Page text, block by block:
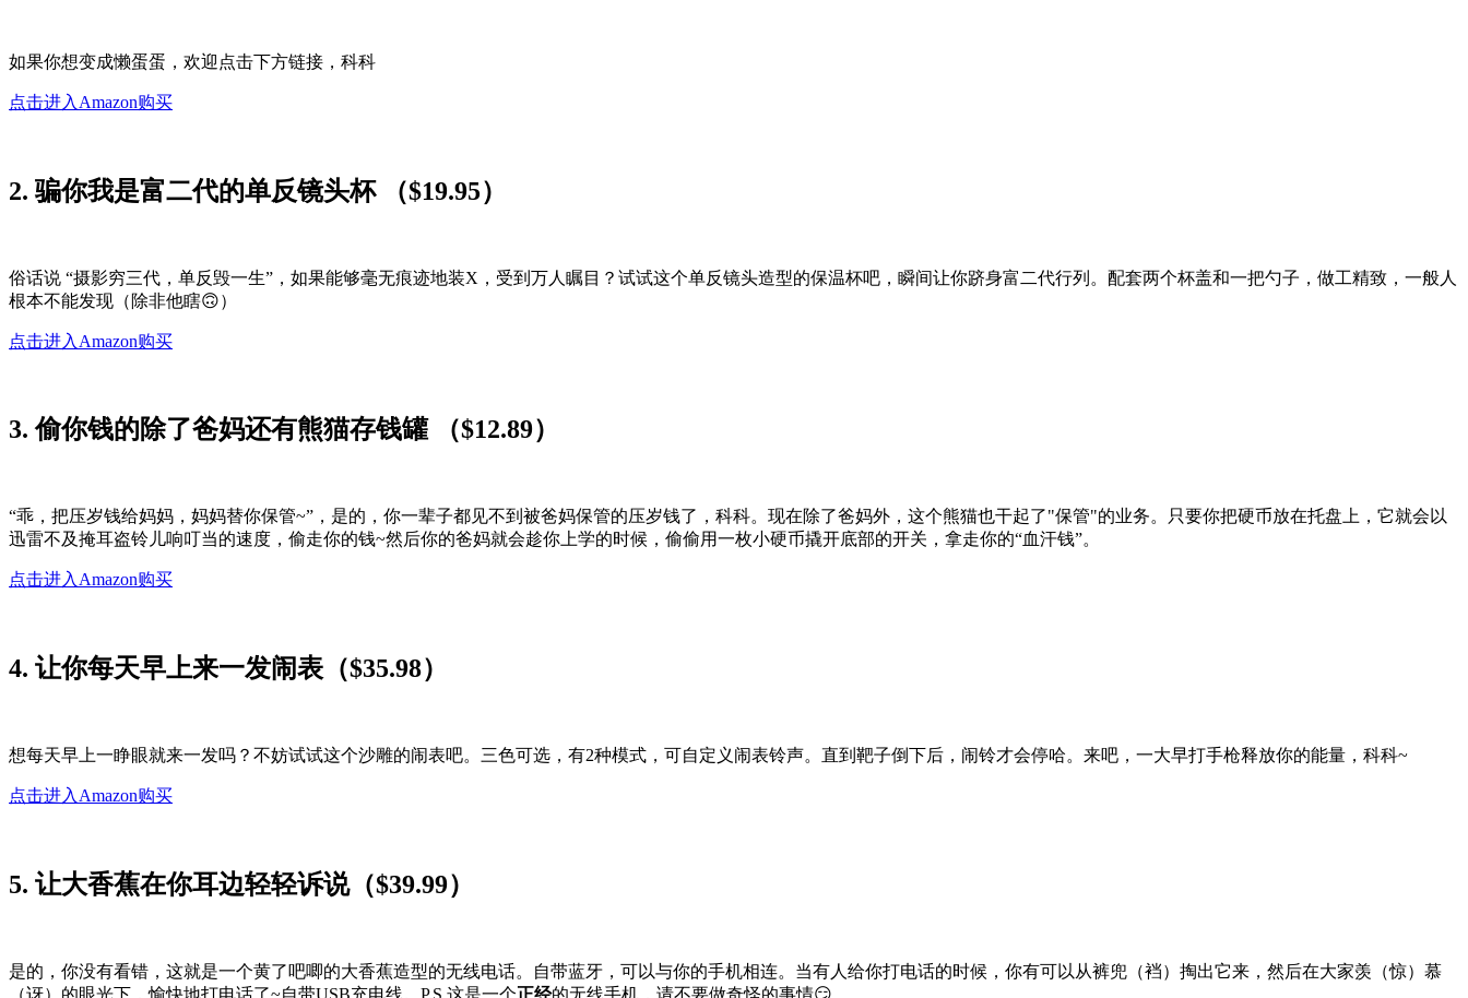
如果你想变成懒蛋蛋，欢迎点击下方链接，科科
点击进入Amazon购买
2. 骗你我是富二代的单反镜头杯 （$19.95）
俗话说 “摄影穷三代，单反毁一生”，如果能够毫无痕迹地装X，受到万人瞩目？试试这个单反镜头造型的保温杯吧，瞬间让你跻身富二代行列。配套两个杯盖和一把勺子，做工精致，一般人
根本不能发现（除非他瞎🙃）
点击进入Amazon购买
3. 偷你钱的除了爸妈还有熊猫存钱罐 （$12.89）
“乖，把压岁钱给妈妈，妈妈替你保管~”，是的，你一辈子都见不到被爸妈保管的压岁钱了，科科。现在除了爸妈外，这个熊猫也干起了"保管"的业务。只要你把硬币放在托盘上，它就会以
迅雷不及掩耳盗铃儿响叮当的速度，偷走你的钱~然后你的爸妈就会趁你上学的时候，偷偷用一枚小硬币撬开底部的开关，拿走你的“血汗钱”。
点击进入Amazon购买
4. 让你每天早上来一发闹表（$35.98）
想每天早上一睁眼就来一发吗？不妨试试这个沙雕的闹表吧。三色可选，有2种模式，可自定义闹表铃声。直到靶子倒下后，闹铃才会停哈。来吧，一大早打手枪释放你的能量，科科~
点击进入Amazon购买
5. 让大香蕉在你耳边轻轻诉说（$39.99）
是的，你没有看错，这就是一个黄了吧唧的大香蕉造型的无线电话。自带蓝牙，可以与你的手机相连。当有人给你打电话的时候，你有可以从裤兜（裆）掏出它来，然后在大家羡（惊）慕
（讶）的眼光下，愉快地打电话了~自带USB充电线。P.S 这是一个正经的无线手机，请不要做奇怪的事情😏